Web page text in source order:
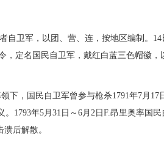
自卫军，以团、营、连，按地区编制。
，定名国民自卫军，戴红白蓝三色帽徽
下，国民自卫军曾参与枪杀1791年7月
1793年5月31日～6月2日F.昂里奥率国
后解散。